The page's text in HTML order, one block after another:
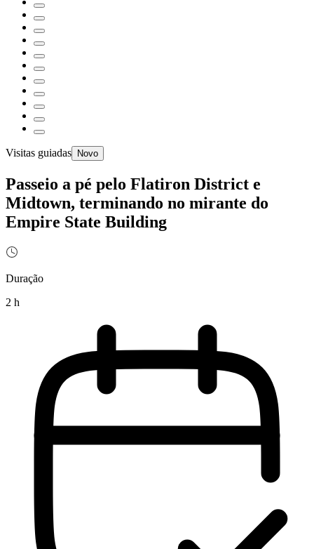
Visitas guiadas Novo
Passeio a pé pelo Flatiron District e
Midtown, terminando no mirante do
Empire State Building
Duração
2 h